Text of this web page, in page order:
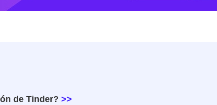
de Tinder? >>